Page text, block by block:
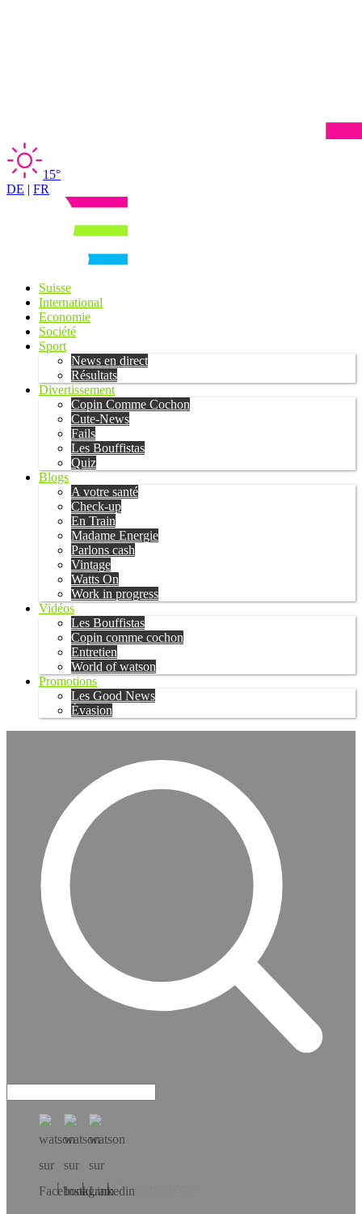
15°
DE | FR
Suisse
International
Economie
Société
Sport
News en direct
Résultats
Divertissement
Copin Comme Cochon
Cute-News
Fails
Les Bouffistas
Quiz
Blogs
A votre santé
Check-up
En Train
Madame Energie
Parlons cash
Vintage
Watts On
Work in progress
Vidéos
Les Bouffistas
Copin comme cochon
Entretien
World of watson
Promotions
Les Good News
Évasion
Téléchargez l’app!